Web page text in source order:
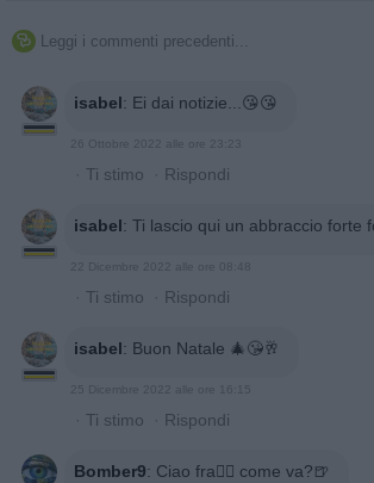
 Leggi i commenti precedenti...
isabel: Ei dai notizie...😘😘
· Ti stimo · Rispondi
isabel: Ti lascio qui un abbraccio forte
22 Dicembre 2022 alle ore 08:48
· Ti stimo · Rispondi
isabel: Buon Natale 🎄😘🥂
25 Dicembre 2022 alle ore 16:15
· Ti stimo · Rispondi
Bomber9: Ciao fra🙋‍♂️ come va?🍺